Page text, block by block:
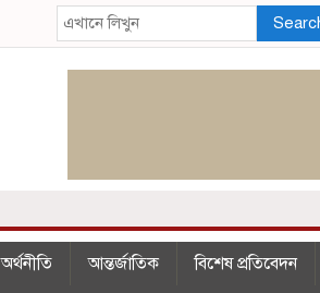
অর্থনীতি আন্তর্জাতিক বিশেষ প্রতিবেদন